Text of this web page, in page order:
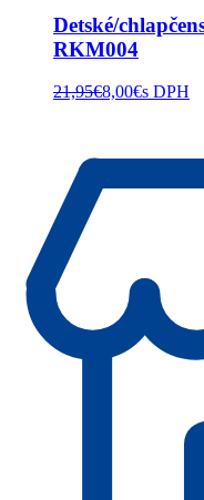
Detské/
RKM004
21,95€8,00€s DPH